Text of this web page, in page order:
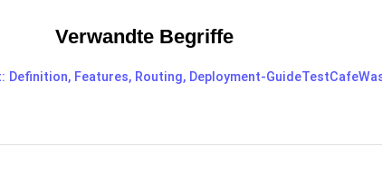
Verwandte Begriffe
Definition, Features, Routing, Deployment-GuideTestCafe